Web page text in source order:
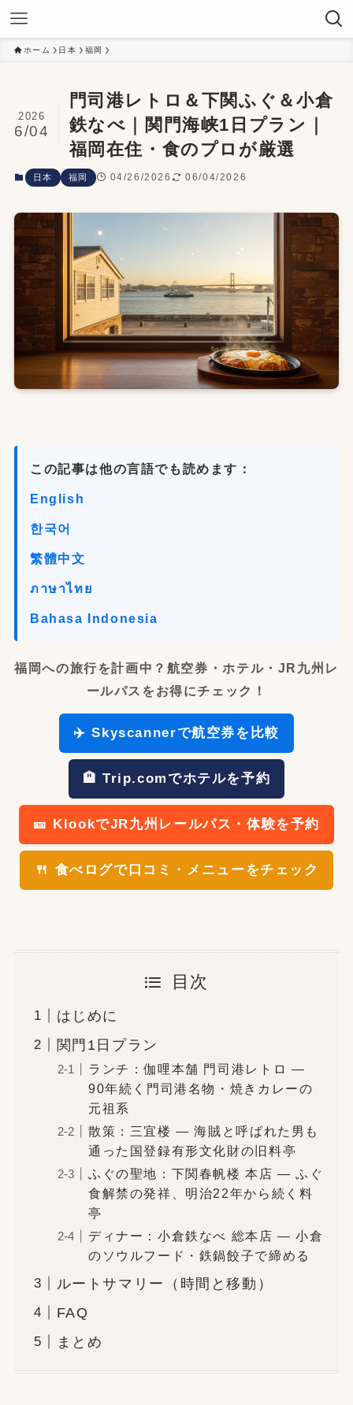
ホーム 日本 福岡
門司港レトロ＆下関ふぐ＆小倉
鉄なべ｜関門海峡1日プラン｜
福岡在住・食のプロが厳選
2026
6/04
日本 福岡 04/26/2026 06/04/2026
この記事は他の言語でも読めます：
English
한국어
繁體中文
ภาษาไทย
Bahasa Indonesia
福岡への旅行を計画中？航空券・ホテル・JR九州レ
ールパスをお得にチェック！
✈️ Skyscannerで航空券を比較
🏨 Trip.comでホテルを予約
🎫 KlookでJR九州レールパス・体験を予約
🍴 食べログで口コミ・メニューをチェック
目次
はじめに
関門1日プラン
ランチ：伽哩本舗 門司港レトロ —
90年続く門司港名物・焼きカレーの
元祖系
散策：三宜楼 — 海賊と呼ばれた男も
通った国登録有形文化財の旧料亭
ふぐの聖地：下関春帆楼 本店 — ふぐ
食解禁の発祥、明治22年から続く料
亭
ディナー：小倉鉄なべ 総本店 — 小倉
のソウルフード・鉄鍋餃子で締める
ルートサマリー（時間と移動）
FAQ
まとめ